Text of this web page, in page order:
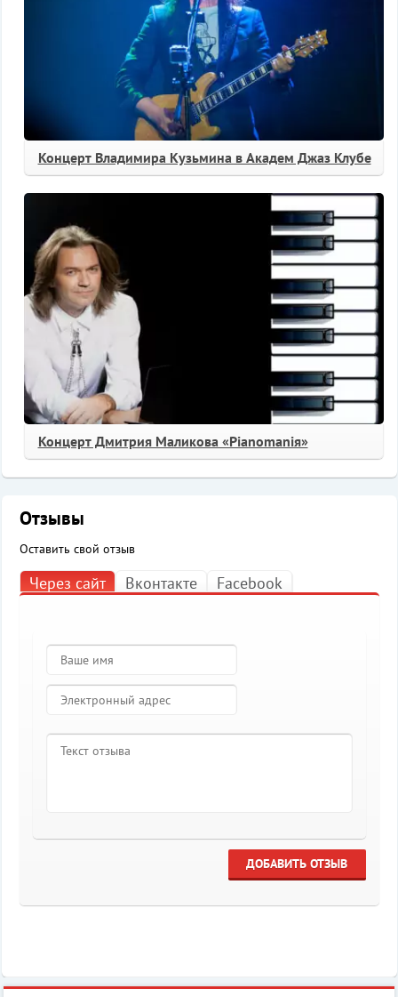
Концерт Владимира Кузьмина в Академ Джаз Клубе
Концерт Дмитрия Маликова «Pianomaniя»
Отзывы
Оставить свой отзыв
Через сайт Вконтакте Facebook
ДОБАВИТЬ ОТЗЫВ